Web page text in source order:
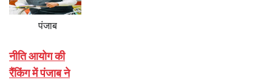
पंजाब
नीति आयोग की
रैंकिंग में पंजाब ने